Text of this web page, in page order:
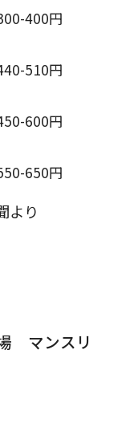
400円
510円
600円
650円
より
マンスリ